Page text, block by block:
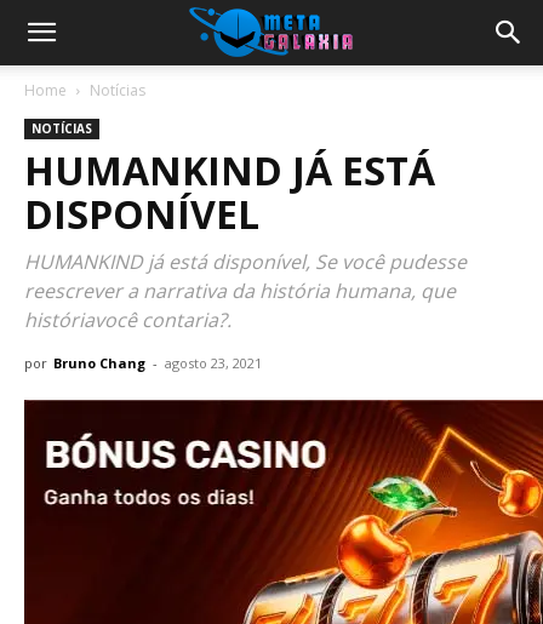
Home Notícias
NOTÍCIAS
HUMANKIND JÁ ESTÁ
DISPONÍVEL
HUMANKIND já está disponível, Se você pudesse
reescrever a narrativa da história humana, que
históriavocê contaria?.
por Bruno Chang - agosto 23, 2021